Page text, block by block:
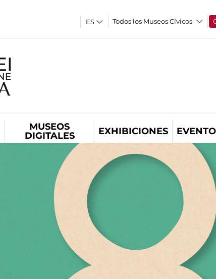
Todos los Museos Cívicos
MUSEOS
DIGITALES
EXHIBICIONES